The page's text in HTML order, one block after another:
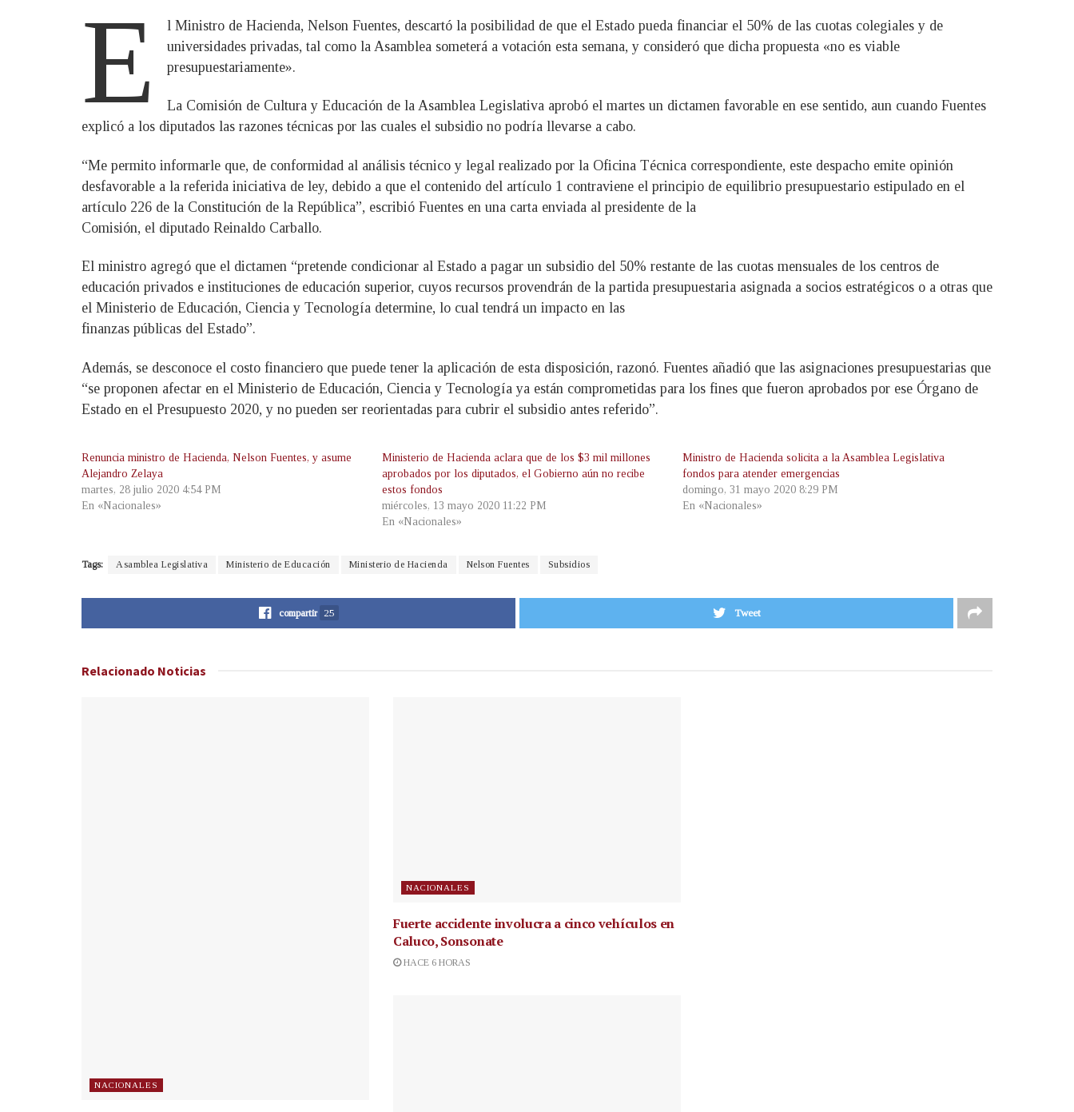
E
l Ministro de Hacienda, Nelson Fuentes, descartó la posibilidad de que el Estado pueda financiar el 50% de las cuotas colegiales y de
universidades privadas, tal como la Asamblea someterá a votación esta semana, y consideró que dicha propuesta «no es viable
presupuestariamente».
La Comisión de Cultura y Educación de la Asamblea Legislativa aprobó el martes un dictamen favorable en ese sentido, aun cuando Fuentes
explicó a los diputados las razones técnicas por las cuales el subsidio no podría llevarse a cabo.
“Me permito informarle que, de conformidad al análisis técnico y legal realizado por la Oficina Técnica correspondiente, este despacho emite opinión
desfavorable a la referida iniciativa de ley, debido a que el contenido del artículo 1 contraviene el principio de equilibrio presupuestario estipulado en el
artículo 226 de la Constitución de la República”, escribió Fuentes en una carta enviada al presidente de la
Comisión, el diputado Reinaldo Carballo.
El ministro agregó que el dictamen “pretende condicionar al Estado a pagar un subsidio del 50% restante de las cuotas mensuales de los centros de
educación privados e instituciones de educación superior, cuyos recursos provendrán de la partida presupuestaria asignada a socios estratégicos o a otras que
el Ministerio de Educación, Ciencia y Tecnología determine, lo cual tendrá un impacto en las
finanzas públicas del Estado”.
Además, se desconoce el costo financiero que puede tener la aplicación de esta disposición, razonó. Fuentes añadió que las asignaciones presupuestarias que
“se proponen afectar en el Ministerio de Educación, Ciencia y Tecnología ya están comprometidas para los fines que fueron aprobados por ese Órgano de
Estado en el Presupuesto 2020, y no pueden ser reorientadas para cubrir el subsidio antes referido”.
Renuncia ministro de Hacienda, Nelson Fuentes, y asume
Alejandro Zelaya
martes, 28 julio 2020 4:54 PM
En «Nacionales»
Ministerio de Hacienda aclara que de los $3 mil millones
aprobados por los diputados, el Gobierno aún no recibe
estos fondos
miércoles, 13 mayo 2020 11:22 PM
En «Nacionales»
Ministro de Hacienda solicita a la Asamblea Legislativa
fondos para atender emergencias
domingo, 31 mayo 2020 8:29 PM
En «Nacionales»
Tags: Asamblea Legislativa Ministerio de Educación Ministerio de Hacienda Nelson Fuentes Subsidios
compartir 25 Tweet
Relacionado Noticias
NACIONALES
NACIONALES
Fuerte accidente involucra a cinco vehículos en
Caluco, Sonsonate
HACE 6 HORAS